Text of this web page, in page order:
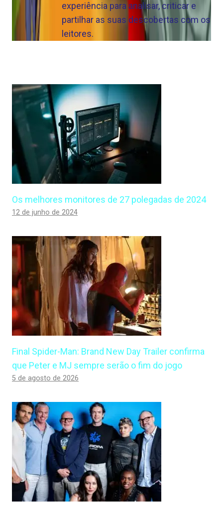
experiência para analisar, criticar e
partilhar as suas descobertas com os
leitores.
Os melhores monitores de 27 polegadas de 2024
12 de junho de 2024
Final Spider-Man: Brand New Day Trailer confirma
que Peter e MJ sempre serão o fim do jogo
5 de agosto de 2026